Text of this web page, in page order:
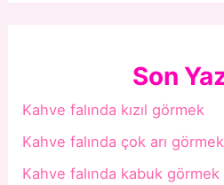
Son
Kahve falında kızıl görmek
Kahve falında çok arı görmek
Kahve falında kabuk görmek